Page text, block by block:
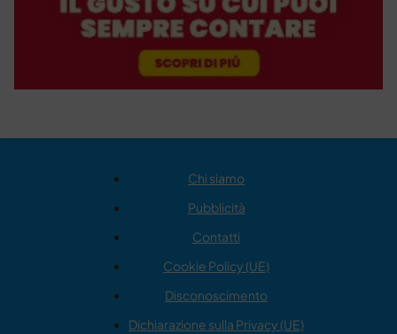
Chi siamo
Pubblicità
Contatti
Cookie Policy (UE)
Disconoscimento
Dichiarazione sulla Privacy (UE)